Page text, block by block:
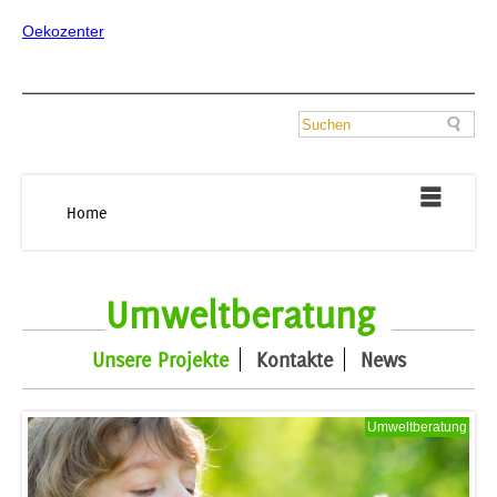
Oekozenter
Home
Umweltberatung
Unsere Projekte Kontakte News
Umweltberatung